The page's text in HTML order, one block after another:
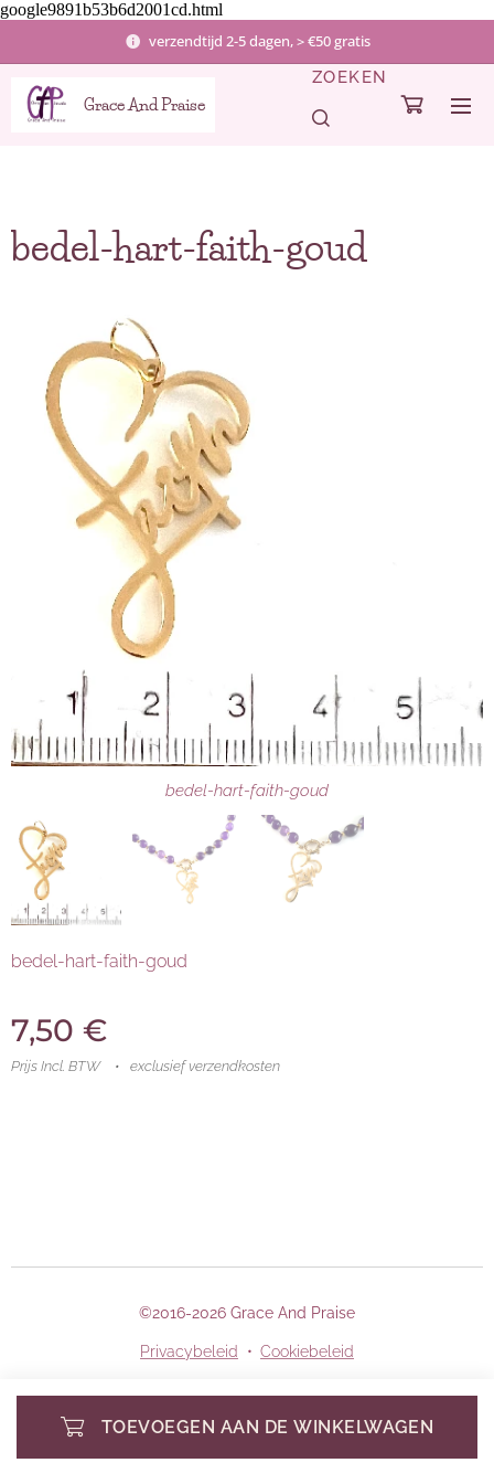
google9891b53b6d2001cd.html
verzendtijd 2-5 dagen, > €50 gratis
Grace And Praise
ZOEKEN
bedel-hart-faith-goud
bedel-hart-faith-goud
bedel-hart-faith-goud
bedel-hart-faith-goud
bedel-hart-faith-goud
7,50 €
Prijs Incl. BTW exclusief verzendkosten
TOEVOEGEN AAN DE WINKELWAGEN
©2016-2026 Grace And Praise
Privacybeleid Cookiebeleid